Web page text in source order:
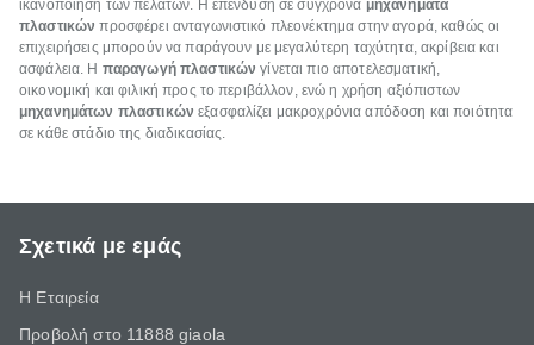
ικανοποίηση των πελατών. Η επένδυση σε σύγχρονα μηχανήματα
πλαστικών προσφέρει ανταγωνιστικό πλεονέκτημα στην αγορά, καθώς οι
επιχειρήσεις μπορούν να παράγουν με μεγαλύτερη ταχύτητα, ακρίβεια και
ασφάλεια. Η παραγωγή πλαστικών γίνεται πιο αποτελεσματική,
οικονομική και φιλική προς το περιβάλλον, ενώ η χρήση αξιόπιστων
μηχανημάτων πλαστικών εξασφαλίζει μακροχρόνια απόδοση και ποιότητα
σε κάθε στάδιο της διαδικασίας.
Σχετικά με εμάς
Η Εταιρεία
Προβολή στο 11888 giaola